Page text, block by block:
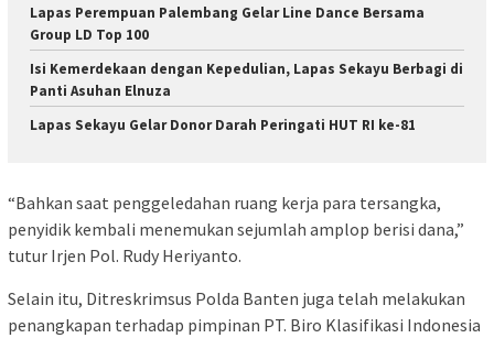
Lapas Perempuan Palembang Gelar Line Dance Bersama
Group LD Top 100
Isi Kemerdekaan dengan Kepedulian, Lapas Sekayu Berbagi di
Panti Asuhan Elnuza
Lapas Sekayu Gelar Donor Darah Peringati HUT RI ke-81
“Bahkan saat penggeledahan ruang kerja para tersangka,
penyidik kembali menemukan sejumlah amplop berisi dana,”
tutur Irjen Pol. Rudy Heriyanto.
Selain itu, Ditreskrimsus Polda Banten juga telah melakukan
penangkapan terhadap pimpinan PT. Biro Klasifikasi Indonesia